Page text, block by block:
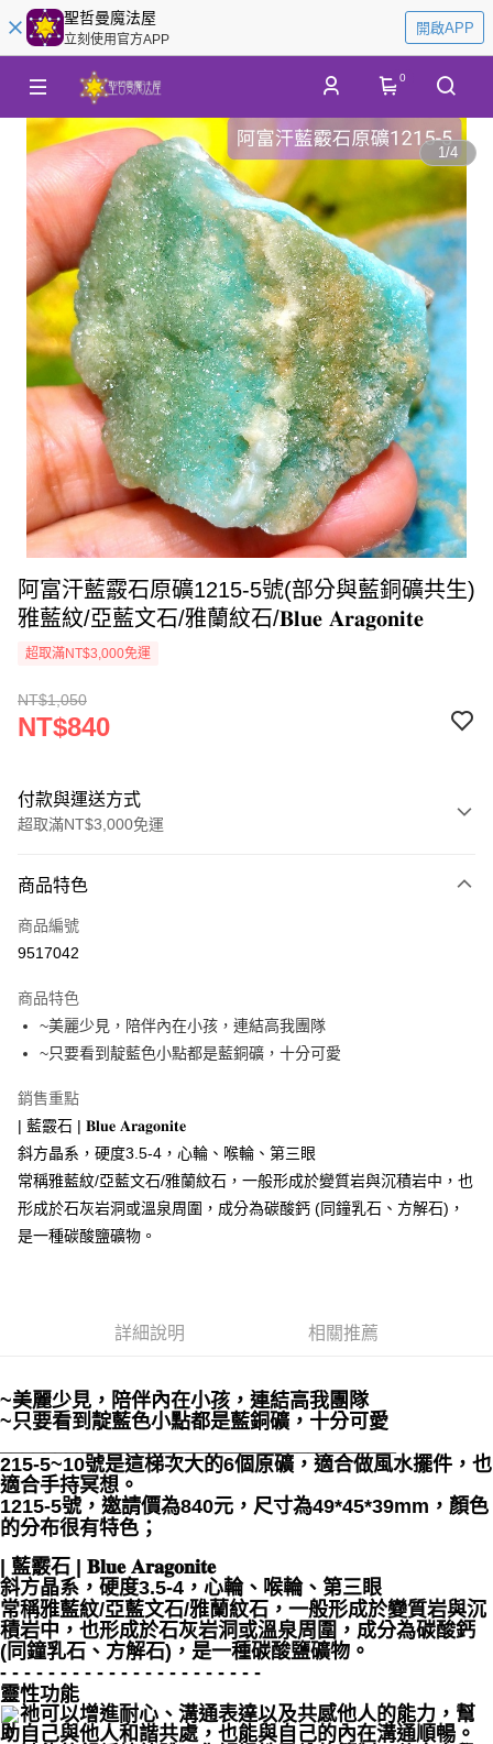
聖哲曼魔法屋
立刻使用官方APP
開啟APP
0
1/4
阿富汗藍霰石原礦1215-5號(部分與藍銅礦共生)
雅藍紋/亞藍文石/雅蘭紋石/𝐁𝐥𝐮𝐞 𝐀𝐫𝐚𝐠𝐨𝐧𝐢𝐭𝐞
超取滿NT$3,000免運
NT$1,050
NT$840
付款與運送方式
超取滿NT$3,000免運
信用卡一次付款
超商取貨付款
Apple Pay
街口支付
悠遊付
ATM付款
全家取貨付款
每筆NT$80，滿NT$3,000(含以上)免運費
每筆NT$80，滿NT$3,000(含以上)免運費
每筆NT$80，滿NT$3,000(含以上)免運費
付款後門市自取
商品特色
商品編號
9517042
商品特色
~美麗少見，陪伴內在小孩，連結高我團隊
~只要看到靛藍色小點都是藍銅礦，十分可愛
銷售重點
| 藍霰石 | 𝐁𝐥𝐮𝐞 𝐀𝐫𝐚𝐠𝐨𝐧𝐢𝐭𝐞
斜方晶系，硬度3.5-4，心輪、喉輪、第三眼
常稱雅藍紋/亞藍文石/雅蘭紋石，一般形成於變質岩與沉積岩中，也
形成於石灰岩洞或溫泉周圍，成分為碳酸鈣 (同鐘乳石、方解石)，
是一種碳酸鹽礦物。
詳細說明 相關推薦
~美麗少見，陪伴內在小孩，連結高我團隊
~只要看到靛藍色小點都是藍銅礦，十分可愛
215-5~10號是這梯次大的6個原礦，適合做風水擺件，也
適合手持冥想。
1215-5號，邀請價為840元，尺寸為49*45*39mm，顏色
的分布很有特色；
| 藍霰石 | 𝐁𝐥𝐮𝐞 𝐀𝐫𝐚𝐠𝐨𝐧𝐢𝐭𝐞
斜方晶系，硬度3.5-4，心輪、喉輪、第三眼
常稱雅藍紋/亞藍文石/雅蘭紋石，一般形成於變質岩與沉
積岩中，也形成於石灰岩洞或溫泉周圍，成分為碳酸鈣
(同鐘乳石、方解石)，是一種碳酸鹽礦物。
- - - - - - - - - - - - - - - - - - - - - -
靈性功能
祂可以增進耐心、溝通表達以及共感他人的能力，幫
助自己與他人和諧共處，也能與自己的內在溝通順暢。